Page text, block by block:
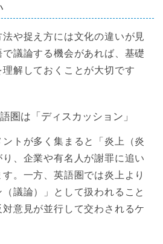
法や捉え方には文化の違いが見
議論する機会があれば、基礎
解しておくことが大切です
圏は「ディスカッション」
トが多く集まると「炎上（炎
り、企業や有名人が謝罪に追い
。一方、英語圏では炎上より
議論）」として扱われること
意見が並行して交わされるケ